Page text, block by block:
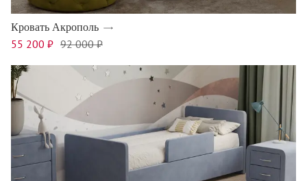
Кровать Акрополь
55 200 ₽ 92 000 ₽